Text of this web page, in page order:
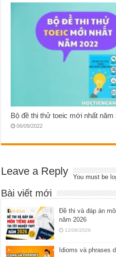
Bộ đề thi thử toeic mới nhất năm
06/09/2022
Leave a Reply You must be
Bài viết mới
Đề thi và đáp án
năm 2026
12/06/2026
Idioms và phrases